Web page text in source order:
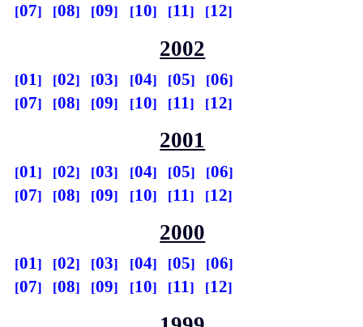
07
08 09 10 11 12
2002
01 02 03 04 05
06
07
08 09 10 11 12
2001
01 02 03 04 05
06
07
08 09 10 11 12
2000
01 02 03 04 05
06
07
08 09 10 11 12